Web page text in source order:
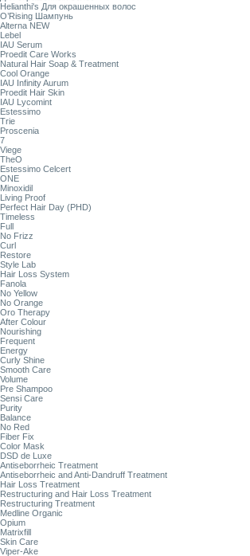
Helianthi's Для окрашенных волос
O’Rising Шампунь
Alterna NEW
Lebel
IAU Serum
Proedit Care Works
Natural Hair Soap & Treatment
Cool Orange
IAU Infinity Aurum
Proedit Hair Skin
IAU Lycomint
Estessimo
Trie
Proscenia
7
Viege
TheO
Estessimo Celcert
ONE
Minoxidil
Living Proof
Perfect Hair Day (PHD)
Timeless
Full
No Frizz
Curl
Restore
Style Lab
Hair Loss System
Fanola
No Yellow
No Orange
Oro Therapy
After Colour
Nourishing
Frequent
Energy
Curly Shine
Smooth Care
Volume
Pre Shampoo
Sensi Care
Purity
Balance
No Red
Fiber Fix
Color Mask
DSD de Luxe
Antiseborrheic Treatment
Antiseborrheic and Anti-Dandruff Treatment
Hair Loss Treatment
Restructuring and Hair Loss Treatment
Restructuring Treatment
Medline Organic
Opium
Matrixfill
Skin Care
Viper-Ake